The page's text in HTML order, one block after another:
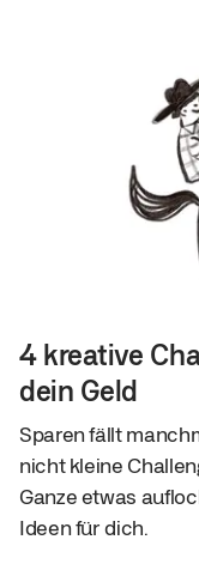
4 kreative
dein Geld
Sparen fällt
nicht kleine
Ganze etwas
Ideen für dich.